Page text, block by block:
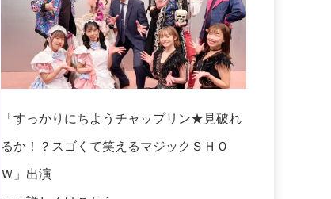
「すっかりにちようチャップリン★見破れ
るか！？スゴくて笑えるマジックＳＨＯ
Ｗ」出演